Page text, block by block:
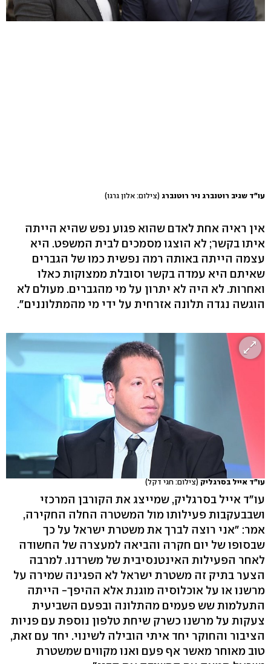
עו"ד שגיב רוטנברג ניר רוטנברג (צילום: אלון גרגו)
אין ראיה אחת לאדם שהוא פגוע נפש שהיא הייתה
איתו בקשר; לא הוצגו מסמכים לבית המשפט. היא
עצמה הייתה באותה רמה נפשית כמו של הגברים
שאיתם היא עמדה בקשר וסובלת ממצוקות כאלו
ואחרות. לא היה לא יתרון על מי מהגברים. מעולם לא
הוגשה נגדה תלונה אזרחית על ידי מי מהמתלוננים".
עו"ד אייל בסרגליק (צילום: חגי דקל)
עו"ד אייל בסרגליק, שמייצג את הקורבן המרכזי
ושבבעקבות פעילותו מול המשטרה החלה החקירה,
אמר: "אני רוצה לברך את משטרת ישראל על כך
שבסופו של יום חקרה והביאה למעצרה של החשודה
לאחר הפעילות האינטנסיבית של משרדנו. למרבה
הצער בתיק זה משטרת ישראל לא הפגינה שמירה על
מרשנו או על אוכלוסיה מוגנת אלא ההיפך- הייתה
התעלמות שש פעמים מהתלונה ובפעם השביעית
צעקות על מרשנו כשרק שיחת טלפון נוספת עם פניות
הציבור והחוקר יחד איתי הובילה לשינוי. יחד עם זאת,
טוב מאוחר מאשר אף פעם ואנו מקווים שמשטרת